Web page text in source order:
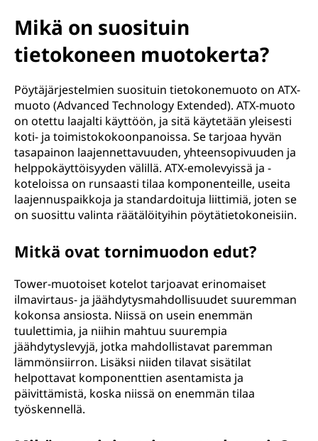
Mikä on suosituin
tietokoneen muotokerta?
Pöytäjärjestelmien suosituin tietokonemuoto on ATX-
muoto (Advanced Technology Extended). ATX-muoto
on otettu laajalti käyttöön, ja sitä käytetään yleisesti
koti- ja toimistokokoonpanoissa. Se tarjoaa hyvän
tasapainon laajennettavuuden, yhteensopivuuden ja
helppokäyttöisyyden välillä. ATX-emolevyissä ja -
koteloissa on runsaasti tilaa komponenteille, useita
laajennuspaikkoja ja standardoituja liittimiä, joten se
on suosittu valinta räätälöityihin pöytätietokoneisiin.
Mitkä ovat tornimuodon edut?
Tower-muotoiset kotelot tarjoavat erinomaiset
ilmavirtaus- ja jäähdytysmahdollisuudet suuremman
kokonsa ansiosta. Niissä on usein enemmän
tuulettimia, ja niihin mahtuu suurempia
jäähdytyslevyjä, jotka mahdollistavat paremman
lämmönsiirron. Lisäksi niiden tilavat sisätilat
helpottavat komponenttien asentamista ja
päivittämistä, koska niissä on enemmän tilaa
työskennellä.